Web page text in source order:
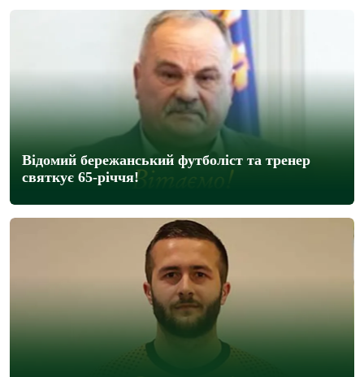
Відомий бережанський футболіст та тренер
святкує 65-річчя!